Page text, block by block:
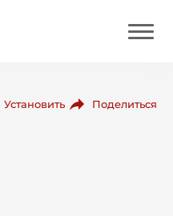
Установить Поделиться